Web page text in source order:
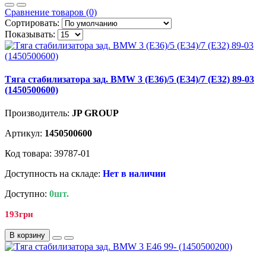
Сравнение товаров (0)
Сортировать:
Показывать:
Tягa стабилизатора зад. BMW 3 (E36)/5 (E34)/7 (E32) 89-03
(1450500600)
Производитель: JP GROUP
Артикул: 1450500600
Код товара: 39787-01
Доступность на складе: Нет в наличии
Доступно: 0шт.
193грн
В корзину